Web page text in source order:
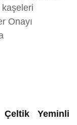
Onayı
Yeminli